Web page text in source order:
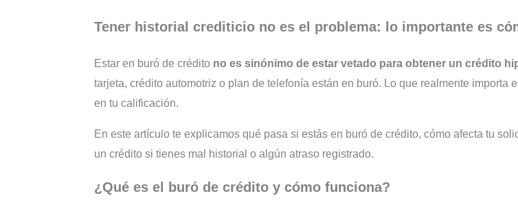
Tener historial crediticio no es el problema: lo importante es
Estar en buró de crédito no es sinónimo de estar vetado para obtener un crédito
tarjeta, crédito automotriz o plan de telefonía están en buró. Lo que realmente importa
en tu calificación.
En este artículo te explicamos qué pasa si estás en buró de crédito, cómo afecta tu
un crédito si tienes mal historial o algún atraso registrado.
¿Qué es el buró de crédito y cómo funciona?